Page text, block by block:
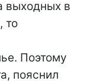
выходных в
то
Поэтому
пояснил